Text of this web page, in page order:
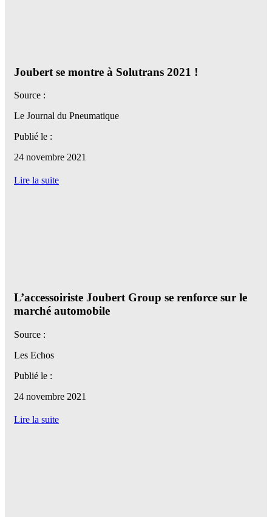
Joubert se montre à Solutrans 2021 !
Source :
Le Journal du Pneumatique
Publié le :
24 novembre 2021
Lire la suite
L’accessoiriste Joubert Group se renforce sur le
marché automobile
Source :
Les Echos
Publié le :
24 novembre 2021
Lire la suite